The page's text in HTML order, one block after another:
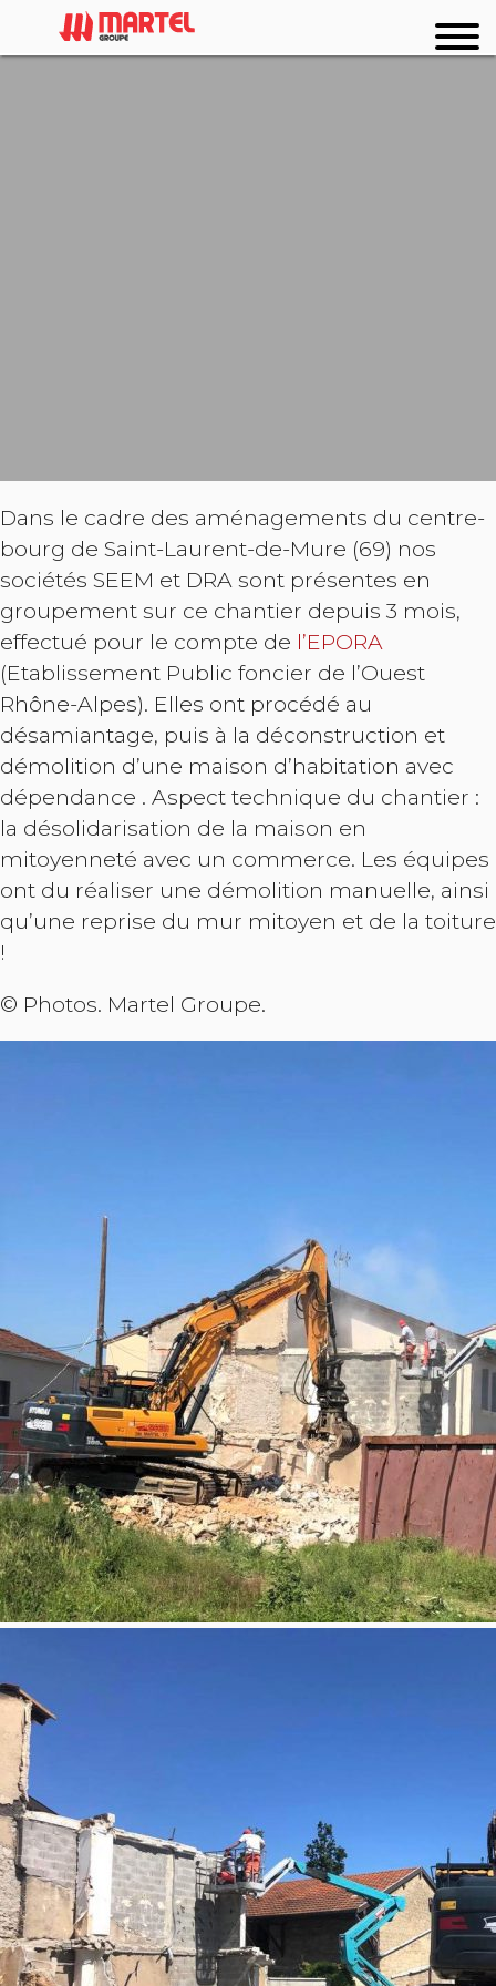
Dans le cadre des aménagements du centre-
bourg de Saint-Laurent-de-Mure (69) nos
sociétés SEEM et DRA sont présentes en
groupement sur ce chantier depuis 3 mois,
effectué pour le compte de l’EPORA
(Etablissement Public foncier de l’Ouest
Rhône-Alpes). Elles ont procédé au
désamiantage, puis à la déconstruction et
démolition d’une maison d’habitation avec
dépendance . Aspect technique du chantier :
la désolidarisation de la maison en
mitoyenneté avec un commerce. Les équipes
ont du réaliser une démolition manuelle, ainsi
qu’une reprise du mur mitoyen et de la toiture
!
© Photos. Martel Groupe.